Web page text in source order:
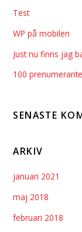
Test
WP på mobilen
Just nu finns jag
100
SENASTE
ARKIV
januari 2021
maj 2018
februari 2018